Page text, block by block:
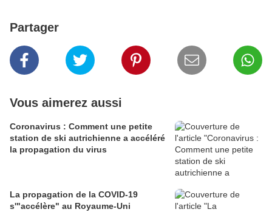
Partager
Vous aimerez aussi
Coronavirus : Comment une petite
station de ski autrichienne a accéléré
la propagation du virus
La propagation de la COVID-19
s'"accélère" au Royaume-Uni